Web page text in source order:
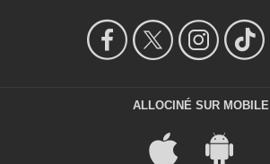
ALLOCINÉ SUR MOBILE